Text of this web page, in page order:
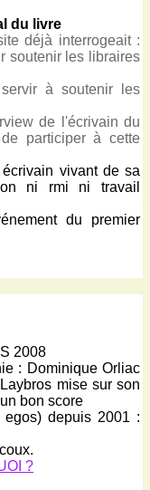
du livre
déjà interrogeait :
soutenir les libraires
à soutenir les
de l'écrivain du
participer à cette
vivant de sa
ni rmi ni travail
du premier
2008
: Dominique Orliac
mise sur son
bon score
depuis 2001 :
?